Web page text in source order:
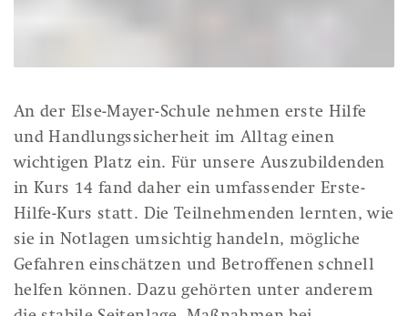
An der Else-Mayer-Schule nehmen erste Hilfe
und Handlungssicherheit im Alltag einen
wichtigen Platz ein. Für unsere Auszubildenden
in Kurs 14 fand daher ein umfassender Erste-
Hilfe-Kurs statt. Die Teilnehmenden lernten, wie
sie in Notlagen umsichtig handeln, mögliche
Gefahren einschätzen und Betroffenen schnell
helfen können. Dazu gehörten unter anderem